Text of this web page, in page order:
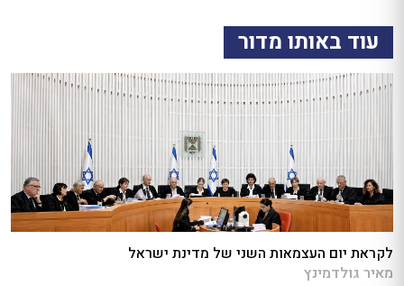
עוד באותו מדור
לקראת יום העצמאות השני של מדינת ישראל
מאיר גולדמינץ